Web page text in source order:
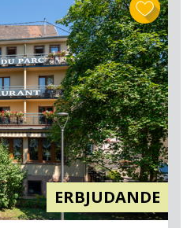
ERBJUDANDE